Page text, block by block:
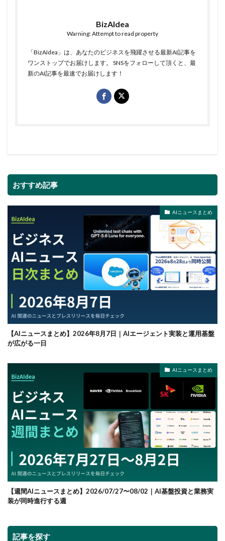
BizAIdea
Warning: Attempt to read property
「BizAIdea」は、あなたのビジネスを飛躍させる最新AI記事を
ワンストップでお届けします。 SNSをフォローして頂くと、最
新のAI記事を最速でお届けします！
おすすめ記事
AIニュースまとめ
【AIニュースまとめ】2026年8月7日｜AIエージェント実装と運用基盤
が広がる一日
AIニュースまとめ
【週間AIニュースまとめ】2026/07/27〜08/02｜AI基盤投資と業務実
装が同時進行する週
記事を探す